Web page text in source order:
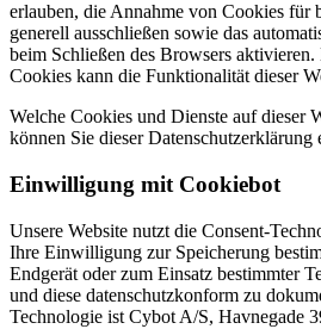
erlauben, die Annahme von Cookies für
generell ausschließen sowie das
beim Schließen des Browsers
Cookies kann die Funktionalität dieser
Welche Cookies und Dienste auf dieser
können Sie dieser Datenschutzerklärung
Einwilligung mit Cookiebot
Unsere Website nutzt die Consent-
Ihre Einwilligung zur Speicherung
Endgerät oder zum Einsatz bestimmter
und diese datenschutzkonform zu
Technologie ist Cybot A/S, Havnegade